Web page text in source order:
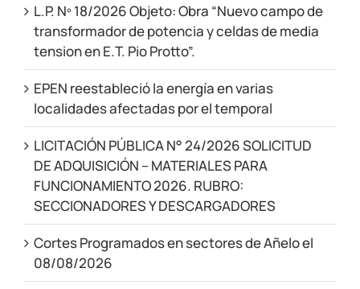
L.P. Nº 18/2026 Objeto: Obra “Nuevo campo de
transformador de potencia y celdas de media
tension en E.T. Pio Protto”.
EPEN reestableció la energía en varias
localidades afectadas por el temporal
LICITACIÓN PÚBLICA N° 24/2026 SOLICITUD
DE ADQUISICIÓN – MATERIALES PARA
FUNCIONAMIENTO 2026. RUBRO:
SECCIONADORES Y DESCARGADORES
Cortes Programados en sectores de Añelo el
08/08/2026